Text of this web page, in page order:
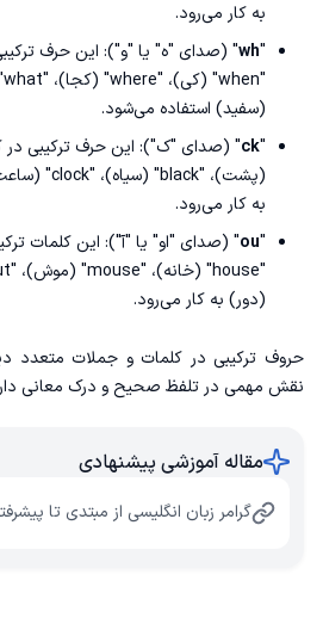
به کار می‌رود.
"
wh" (صدای "ه" یا "و"): این حرف
(سفید) استفاده می‌شود.
"
ck
به کار می‌رود.
"
ou" (صدای "او" یا "آ"): این کلمات
(دور) به کار می‌رود.
حروف ترکیبی در کلمات و جملات متعدد
نقش مهمی در تلفظ صحیح و درک معانی
مقاله آموزشی پیشنهادی
گرامر زبان انگلیسی از مبتدی تا